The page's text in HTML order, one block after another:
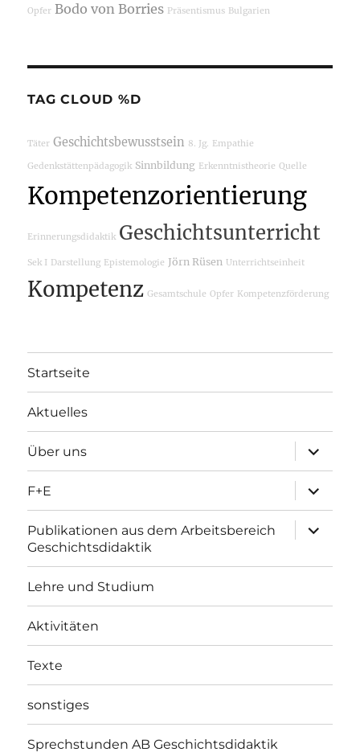
Opfer Bodo von Borries Präsentismus Bulgarien
TAG CLOUD %D
Täter Geschichtsbewusstsein 8. Jg. Empathie
Gedenkstättenpädagogik Sinnbildung Erkenntnistheorie Quelle
Kompetenzorientierung
Erinnerungsdidaktik Geschichtsunterricht
Sek I Darstellung Epistemologie Jörn Rüsen Unterrichtseinheit
Kompetenz Gesamtschule Opfer Kompetenzförderung
Startseite
Aktuelles
Über uns
öffnen
F+E
öffnen
Publikationen aus dem Arbeitsbereich
Geschichtsdidaktik
öffnen
Lehre und Studium
Aktivitäten
Texte
sonstiges
Sprechstunden AB Geschichtsdidaktik